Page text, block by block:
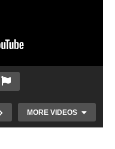
MORE VIDEOS